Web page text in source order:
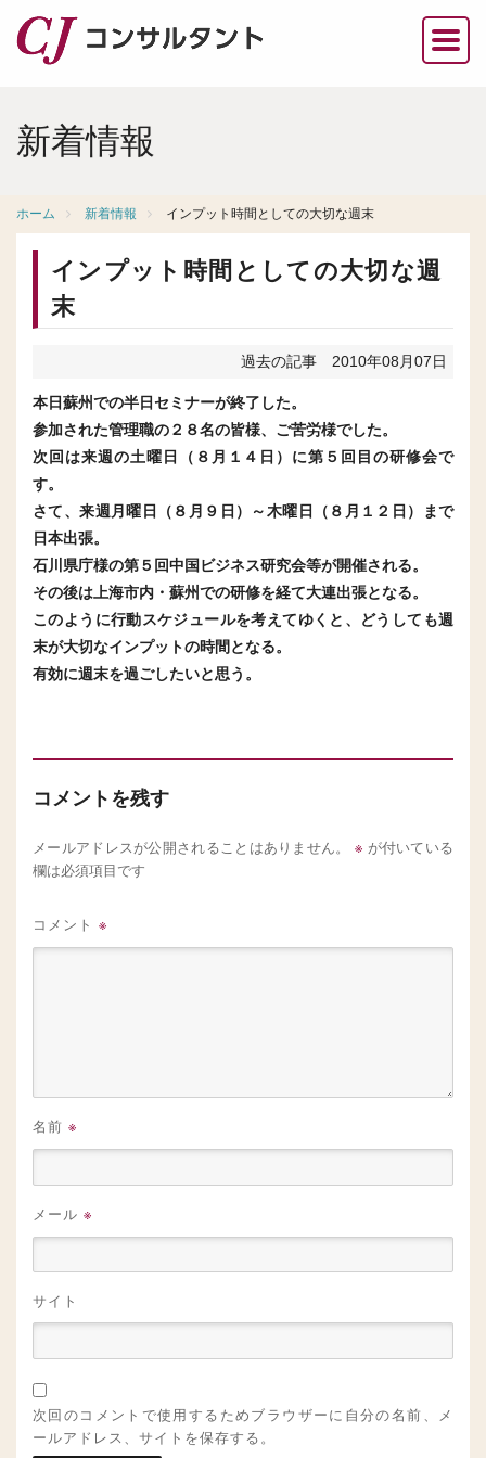
新着情報
ホーム 新着情報 インプット時間としての大切な週末
インプット時間としての大切な週
末
過去の記事 2010年08月07日
本日蘇州での半日セミナーが終了した。
参加された管理職の２８名の皆様、ご苦労様でした。
次回は来週の土曜日（８月１４日）に第５回目の研修会で
す。
さて、来週月曜日（８月９日）～木曜日（８月１２日）まで
日本出張。
石川県庁様の第５回中国ビジネス研究会等が開催される。
その後は上海市内・蘇州での研修を経て大連出張となる。
このように行動スケジュールを考えてゆくと、どうしても週
末が大切なインプットの時間となる。
有効に週末を過ごしたいと思う。
コメントを残す
メールアドレスが公開されることはありません。 ※ が付いている
欄は必須項目です
コメント ※
名前 ※
メール ※
サイト
次回のコメントで使用するためブラウザーに自分の名前、メ
ールアドレス、サイトを保存する。